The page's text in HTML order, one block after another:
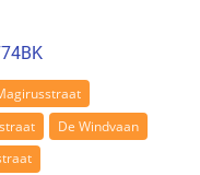
De Windvaan